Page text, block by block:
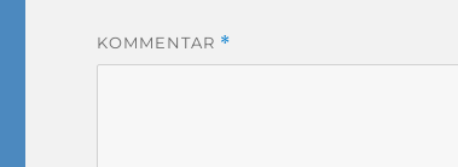
KOMMENTAR *